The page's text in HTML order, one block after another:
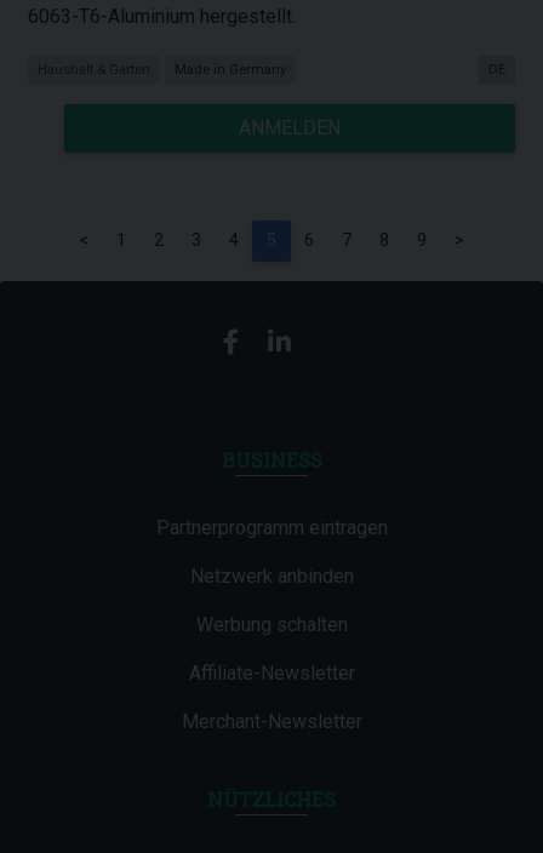
6063-T6-Aluminium hergestellt.
Haushalt & Garten Made in Germany DE
ANMELDEN
< 1 2 3 4 5 6 7 8 9 >
Partnerprogramm eintragen
Netzwerk anbinden
Werbung schalten
Affiliate-Newsletter
Merchant-Newsletter